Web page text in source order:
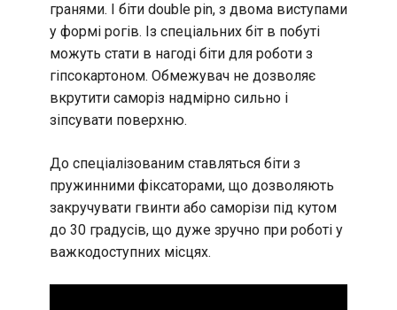
гранями. І біти double pin, з двома виступами
у формі рогів. Із спеціальних біт в побуті
можуть стати в нагоді біти для роботи з
гіпсокартоном. Обмежувач не дозволяє
вкрутити саморіз надмірно сильно і
зіпсувати поверхню.
До спеціалізованим ставляться біти з
пружинними фіксаторами, що дозволяють
закручувати гвинти або саморізи під кутом
до 30 градусів, що дуже зручно при роботі у
важкодоступних місцях.